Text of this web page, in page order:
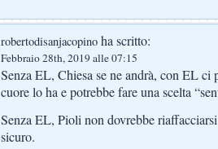
robertodisanjacopino ha scritto:
Febbraio 28th, 2019 alle 07:15
Senza EL, Chiesa se ne andrà, con EL ci
cuore lo ha e potrebbe fare una scelta
Senza EL, Pioli non dovrebbe
sicuro.